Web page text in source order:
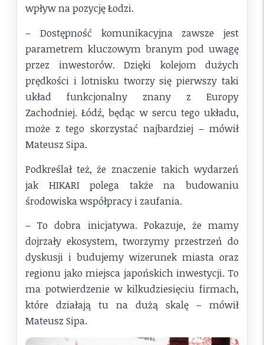
wpływ na pozycję Łodzi.
– Dostępność komunikacyjna zawsze jest
parametrem kluczowym branym pod uwagę
przez inwestorów. Dzięki kolejom dużych
prędkości i lotnisku tworzy się pierwszy taki
układ funkcjonalny znany z Europy
Zachodniej. Łódź, będąc w sercu tego układu,
może z tego skorzystać najbardziej – mówił
Mateusz Sipa.
Podkreślał też, że znaczenie takich wydarzeń
jak HIKARI polega także na budowaniu
środowiska współpracy i zaufania.
– To dobra inicjatywa. Pokazuje, że mamy
dojrzały ekosystem, tworzymy przestrzeń do
dyskusji i budujemy wizerunek miasta oraz
regionu jako miejsca japońskich inwestycji. To
ma potwierdzenie w kilkudziesięciu firmach,
które działają tu na dużą skalę – mówił
Mateusz Sipa.